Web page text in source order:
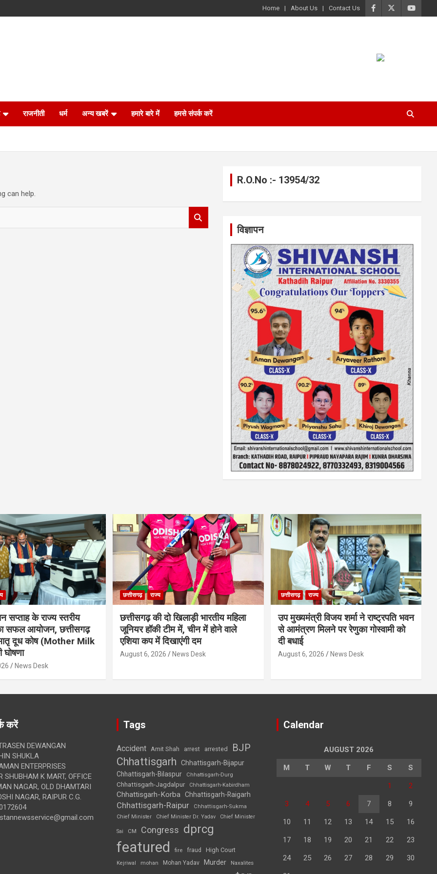
Home About Us Contact Us
राजनीती धर्म अन्य खबरें हमारे बारे में हमसे संपर्क करें
can help.
R.O.No :- 13954/32
विज्ञापन
सप्ताह के राज्य स्तरीय
सफल आयोजन, छत्तीसगढ़
दूध कोष (Mother Milk
News Desk
छत्तीसगढ़ राज्य
छत्तीसगढ़ की दो खिलाड़ी भारतीय महिला
जूनियर हॉकी टीम में, चीन में होने वाले
एशिया कप में दिखाएंगी दम
August 6, 2026 News Desk
छत्तीसगढ़ राज्य
उप मुख्यमंत्री विजय शर्मा ने राष्ट्रपति भवन
से आमंत्रण मिलने पर रेणुका गोस्वामी को
दी बधाई
August 6, 2026 News Desk
करें
DEWANGAN
SHUKLA
ENTERPRISES
SHUBHAM K MART, OFFICE
NAGAR, OLD DHAMTARI
NAGAR, RAIPUR C.G.
Tags
Accident Amit Shah arrest arrested BJP
Chhattisgarh
Chhattisgarh-Bijapur
Chhattisgarh-Bilaspur
Chhattisgarh-Durg
Chhattisgarh-Jagdalpur Chhattisgarh-Kabirdham
Chhattisgarh-Korba Chhattisgarh-Raigarh
Chhattisgarh-Raipur
Chhattisgarh-Sukma
Chief Minister
Chief Minister Dr. Yadav Chief Minister
Sai CM Congress dprcg
featured fire fraud High Court
Kejriwal mohan Mohan Yadav Murder Naxalites
Calendar
AUGUST 2026
M T W T F S S
1 2
3 4 5 6 7 8 9
10 11 12 13 14 15 16
17 18 19 20 21 22 23
24 25 26 27 28 29 30